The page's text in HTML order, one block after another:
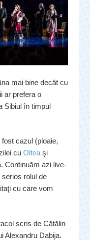
mai bine decât cu
ar prefera o
Sibiul în timpul
cazul (ploaie,
cu Olteaşi
Continuăm azi live-
serios rolul de
cu care vom
scris de Cătălin
Alexandru Dabija.